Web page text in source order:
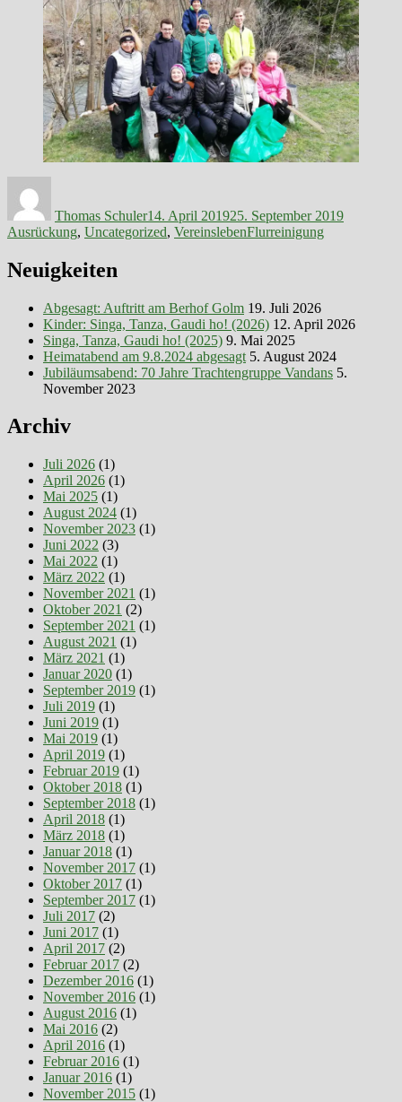
Thomas Schuler14. April 201925. September 2019
Ausrückung, Uncategorized, VereinslebenSchlagwörter
Flurreinigung
Neuigkeiten
Abgesagt: Auftritt am Berhof Golm 19. Juli 2026
Kinder: Singa, Tanza, Gaudi ho! (2026) 12. April 2026
Singa, Tanza, Gaudi ho! (2025) 9. Mai 2025
Heimatabend am 9.8.2024 abgesagt 5. August 2024
Jubiläumsabend: 70 Jahre Trachtengruppe Vandans 5.
November 2023
Archiv
Juli 2026 (1)
April 2026 (1)
Mai 2025 (1)
August 2024 (1)
November 2023 (1)
Juni 2022 (3)
Mai 2022 (1)
März 2022 (1)
November 2021 (1)
Oktober 2021 (2)
September 2021 (1)
August 2021 (1)
März 2021 (1)
Januar 2020 (1)
September 2019 (1)
Juli 2019 (1)
Juni 2019 (1)
Mai 2019 (1)
April 2019 (1)
Februar 2019 (1)
Oktober 2018 (1)
September 2018 (1)
April 2018 (1)
März 2018 (1)
Januar 2018 (1)
November 2017 (1)
Oktober 2017 (1)
September 2017 (1)
Juli 2017 (2)
Juni 2017 (1)
April 2017 (2)
Februar 2017 (2)
Dezember 2016 (1)
November 2016 (1)
August 2016 (1)
Mai 2016 (2)
April 2016 (1)
Februar 2016 (1)
Januar 2016 (1)
November 2015 (1)